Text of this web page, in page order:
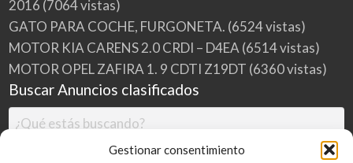
Gestionar consentimiento
2016 (7064 vistas)
GATO PARA COCHE, FURGONETA. (6524 vistas)
MOTOR KIA CARENS 2.0 CRDI – D4EA (6514 vistas)
MOTOR OPEL ZAFIRA 1. 9 CDTI Z19DT (6360 vistas)
Buscar Anuncios clasificados